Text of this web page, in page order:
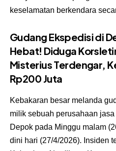
keselamatan berkendara
Gudang Ekspedisi di
Hebat! Diduga
Misterius Terdengar,
Rp200 Juta
Kebakaran besar melanda
milik sebuah perusahaan
Depok pada Minggu malam
dini hari (27/4/2026). Insiden